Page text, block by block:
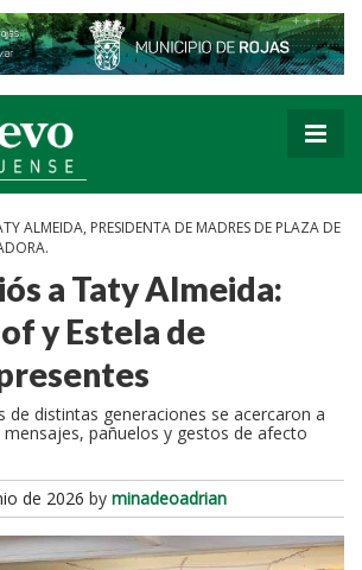
ALMEIDA, PRESIDENTA DE MADRES DE PLAZA DE
a Taty Almeida:
y Estela de
de distintas generaciones se acercaron a
pañuelos y gestos de afecto
de 2026 by minadeoadrian